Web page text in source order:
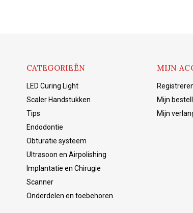
CATEGORIEËN
LED Curing Light
Scaler Handstukken
Tips
Endodontie
Obturatie systeem
Ultrasoon en Airpolishing
Implantatie en Chirugie
Scanner
Onderdelen en toebehoren
MIJN
Mijn
Mijn